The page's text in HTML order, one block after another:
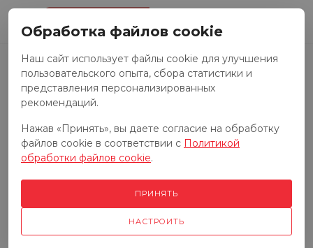
Запчасти к тракторам
Запчасти к грузовым автомобилям
Обработка файлов cookie
Наш сайт использует файлы cookie для улучшения
пользовательского опыта, сбора статистики и
представления персонализированных
рекомендаций.
Нажав «Принять», вы даете согласие на обработку
файлов cookie в соответствии с Политикой
обработки файлов cookie.
НАСТРОИТЬ
ПРИНЯТЬ